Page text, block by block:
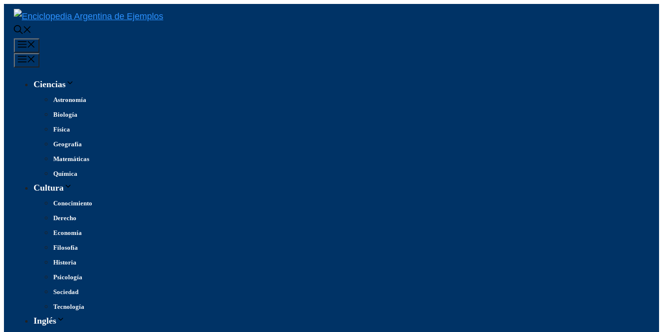
Saltar
contenido
Ciencias
Astronomía
Biología
Física
Geografía
Matemáticas
Química
Cultura
Conocimiento
Derecho
Economía
Filosofía
Historia
Psicología
Sociedad
Tecnología
Inglés